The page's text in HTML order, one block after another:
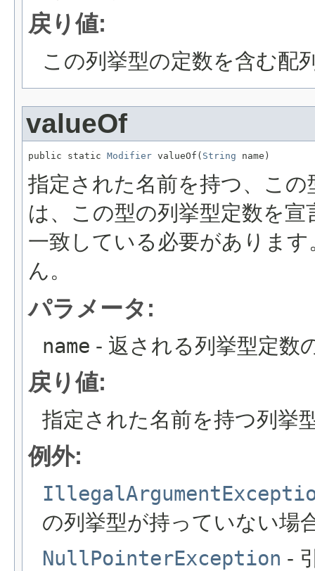
戻り値:
この列挙型の定数を含む配
valueOf
public static Modifier valueOf( String name)
指定された名前を持つ、こ
は、この型の列挙型定数を
一致している必要がありま
ん。
パラメータ:
name - 返される列挙型定数
戻り値:
指定された名前を持つ列挙
例外:
の列挙型が持っていない場
NullPointerException -